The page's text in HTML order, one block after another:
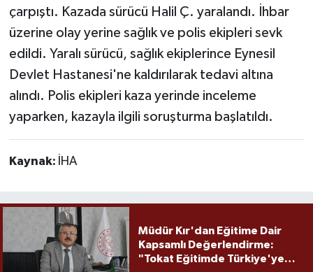
çarpıştı. Kazada sürücü Halil Ç. yaralandı. İhbar
üzerine olay yerine sağlık ve polis ekipleri sevk
edildi. Yaralı sürücü, sağlık ekiplerince Eynesil
Devlet Hastanesi'ne kaldırılarak tedavi altına
alındı. Polis ekipleri kaza yerinde inceleme
yaparken, kazayla ilgili soruşturma başlatıldı.
Kaynak: İHA
Müdür Kır'dan Eğitime Dair
Kapsamlı Değerlendirme:
"Tokat Eğitimde Türkiye'ye